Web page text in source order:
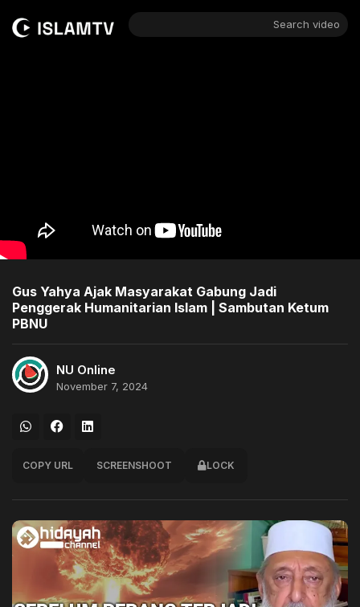
Search video
Gus Yahya Ajak Masyarakat Gabung Jadi
Penggerak Humanitarian Islam | Sambutan Ketum
PBNU
NU Online
November 7, 2024
COPY URL SCREENSHOOT LOCK